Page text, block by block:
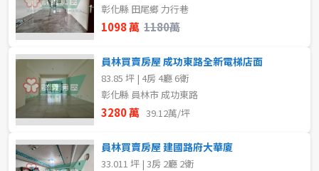
4房
不拘
售價
彰化縣 田尾鄉 力行巷
1098 萬 1180萬
員林買賣房屋 成功東路全新電梯店面
83.85 坪 | 4房 4廳 6衛
彰化縣 員林市 成功東路
3280 萬 39.12萬/坪
員林買賣房屋 建國路府大華廈
33.011 坪 | 3房 2廳 2衛